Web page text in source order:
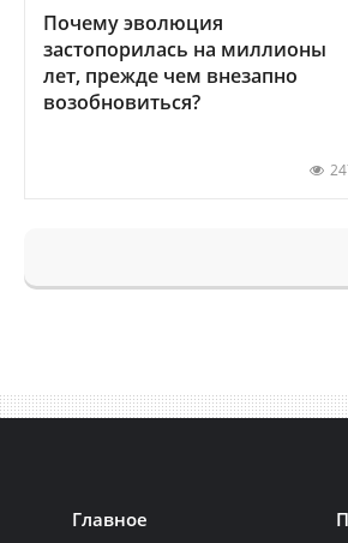
Почему эволюция
застопорилась на миллионы
лет, прежде чем внезапно
возобновиться?
Главное